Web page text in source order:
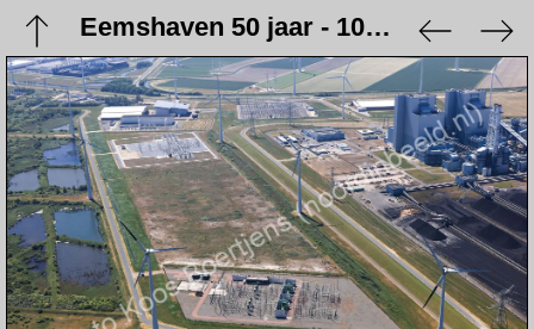
Eemshaven 50 jaar - 10 juni 2023